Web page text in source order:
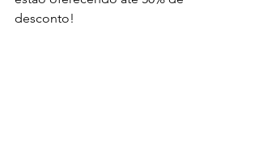
desconto!